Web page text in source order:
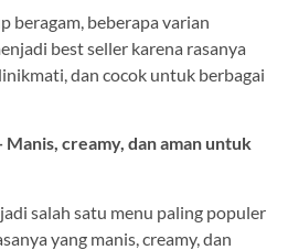
beragam, beberapa varian
best seller karena rasanya
dan cocok untuk berbagai
creamy, dan aman untuk
salah satu menu paling populer
yang manis, creamy, dan